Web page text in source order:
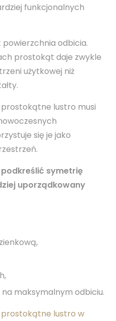
funkcjonalnych
odbicia.
prostokąt daje zwykle
użytkowej niż
prostokątne lustro musi
się je jako
symetrię
uporządkowany
maksymalnym odbiciu.
prostokątne lustro w